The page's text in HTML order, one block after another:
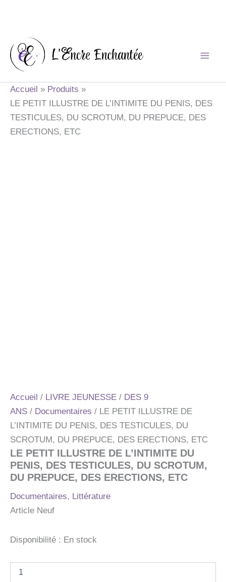
contenu
Accueil
Produits
LE PETIT ILLUSTRE DE L’INTIMITE DU PENIS, DES
TESTICULES, DU SCROTUM, DU PREPUCE, DES
ERECTIONS, ETC
Accueil / LIVRE JEUNESSE / DES 9
ANS / Documentaires / LE PETIT ILLUSTRE DE
L’INTIMITE DU PENIS, DES TESTICULES, DU
SCROTUM, DU PREPUCE, DES ERECTIONS, ETC
LE PETIT ILLUSTRE DE L’INTIMITE DU
PENIS, DES TESTICULES, DU SCROTUM,
DU PREPUCE, DES ERECTIONS, ETC
Documentaires, Littérature
Article Neuf
Disponibilité : En stock